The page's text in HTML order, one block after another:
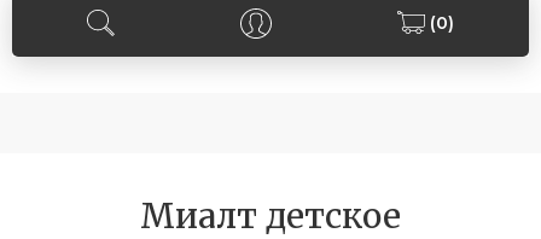
(0)
Миалт детское